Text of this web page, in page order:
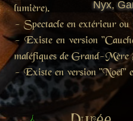
Nyx,
lumière).
- Spectacle en extérieur
- Existe en version
maléfiques de Grand-
- Existe en version "Noël"